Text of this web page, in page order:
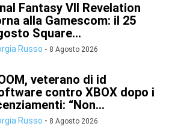
Fantasy VII Revelation
alla Gamescom: il 25
Square...
Russo - 8 Agosto 2026
veterano di id
contro XBOX dopo i
“Non...
Russo - 8 Agosto 2026